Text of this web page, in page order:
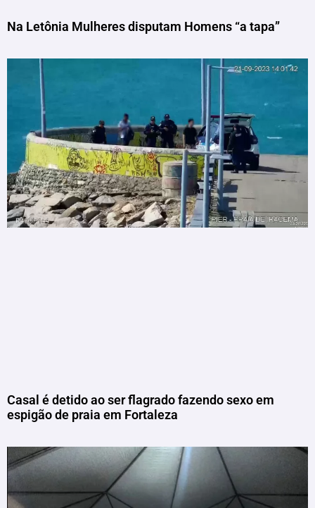
Na Letônia Mulheres disputam Homens “a tapa”
Casal é detido ao ser flagrado fazendo sexo em
espigão de praia em Fortaleza